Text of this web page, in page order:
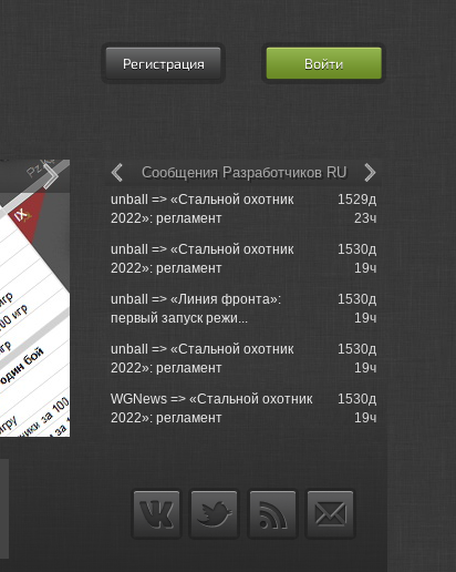
Регистрация Войти
unball => «Стальной охотник
2022»: регламент
1529д
23ч
unball => «Стальной охотник
2022»: регламент
1530д
19ч
unball => «Линия фронта»:
первый запуск режи...
1530д
19ч
unball => «Стальной охотник
2022»: регламент
1530д
19ч
WGNews => «Стальной охотник
2022»: регламент
1530д
19ч
Сообщения Разработчиков RU